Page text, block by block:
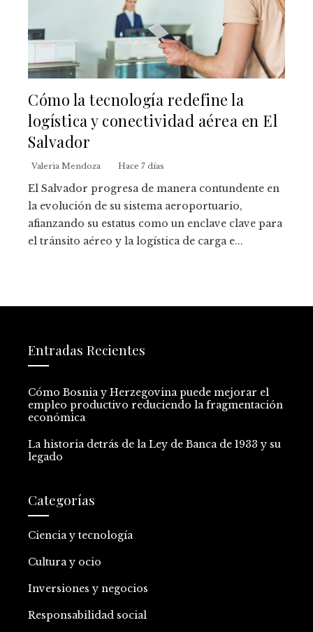
Cómo la tecnología redefine la
logística y conectividad aérea en El
Salvador
Valeria Mendoza Hace 7 días
El Salvador progresa de manera contundente en
la evolución de su sistema aeroportuario,
afianzando su estatus como un enclave clave para
el tránsito aéreo y la logística de carga e...
Entradas Recientes
Cómo Bosnia y Herzegovina puede mejorar el
empleo productivo reduciendo la fragmentación
económica
La historia detrás de la Ley de Banca de 1933 y su
legado
Categorías
Ciencia y tecnología
Cultura y ocio
Inversiones y negocios
Responsabilidad social